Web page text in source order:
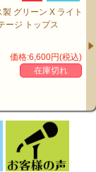
グリーン X ライト
ージ トップス
価格:6,600円(税込)
在庫切れ